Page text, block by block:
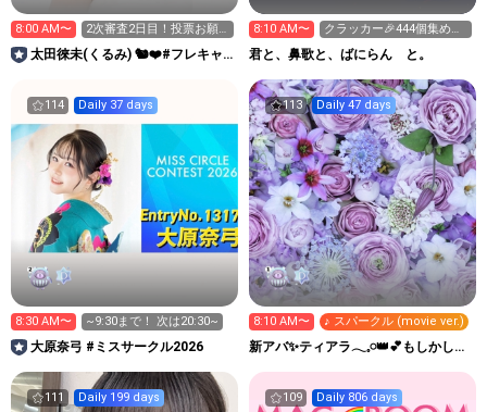
8:00 AM〜
2次審査2日目！投票お願
いします！！
太田徠未(くるみ) 🐿❤️#フレキャ
8:10 AM〜
クラッカー🎉444個集めて
ます✨✨✨
君と、鼻歌と、ばにらん と。
114 Daily 37 days
8:30 AM〜 ~9:30まで！ 次は20:30~
大原奈弓 #ミスサークル2026
113 Daily 47 days
8:10 AM〜 ♪ スパークル (movie ver.)
新アバ✨ティアラ𓂃𓈒𓏸︎︎︎︎👑︎💕︎もしかして
111 Daily 199 days 109 Daily 806 days